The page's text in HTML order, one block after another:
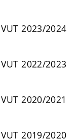
2023/2024
2022/2023
2020/2021
2019/2020